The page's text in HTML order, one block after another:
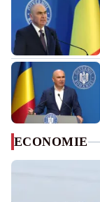
ECONOMIE